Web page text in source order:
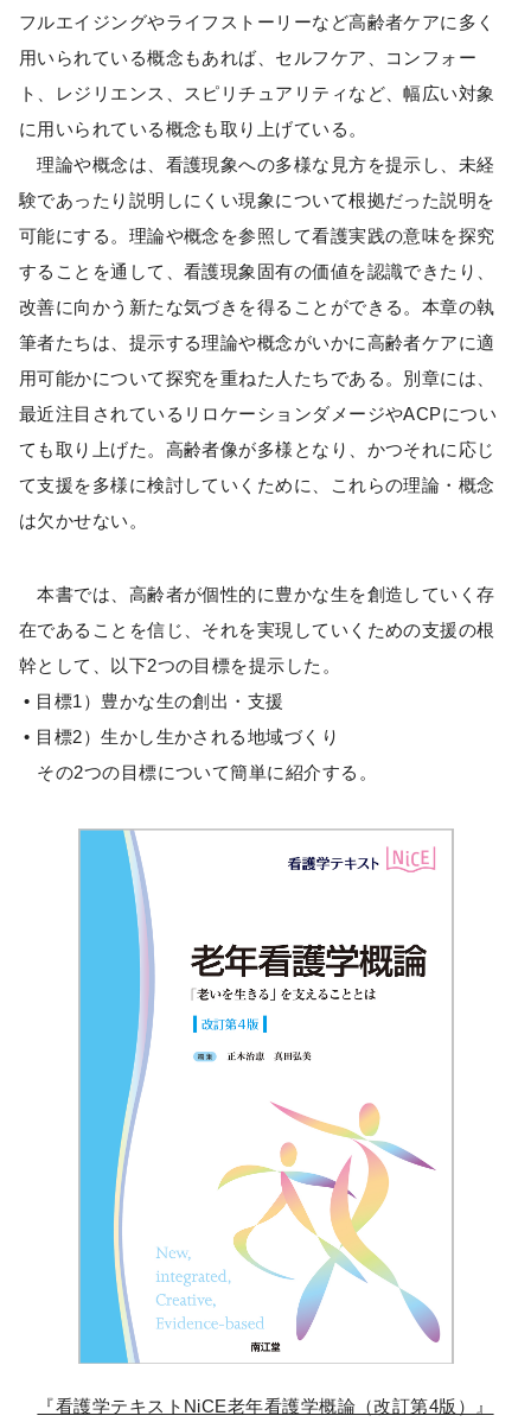
フルエイジングやライフストーリーなど高齢者ケアに多く
用いられている概念もあれば、セルフケア、コンフォー
ト、レジリエンス、スピリチュアリティなど、幅広い対象
に用いられている概念も取り上げている。
理論や概念は、看護現象への多様な見方を提示し、未経
験であったり説明しにくい現象について根拠だった説明を
可能にする。理論や概念を参照して看護実践の意味を探究
することを通して、看護現象固有の価値を認識できたり、
改善に向かう新たな気づきを得ることができる。本章の執
筆者たちは、提示する理論や概念がいかに高齢者ケアに適
用可能かについて探究を重ねた人たちである。別章には、
最近注目されているリロケーションダメージやACPについ
ても取り上げた。高齢者像が多様となり、かつそれに応じ
て支援を多様に検討していくために、これらの理論・概念
は欠かせない。
本書では、高齢者が個性的に豊かな生を創造していく存
在であることを信じ、それを実現していくための支援の根
幹として、以下2つの目標を提示した。
• 目標1）豊かな生の創出・支援
• 目標2）生かし生かされる地域づくり
その2つの目標について簡単に紹介する。
『看護学テキストNiCE老年看護学概論（改訂第4版）』